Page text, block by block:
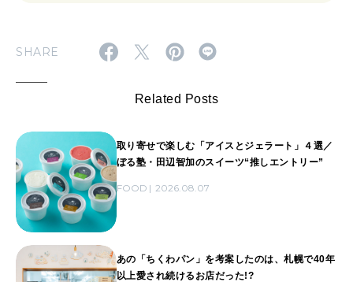
SHARE
Related Posts
取り寄せで楽しむ「アイスとジェラート」４選／
ぼる塾・田辺智加のスイーツ“推しエントリー”
FOOD 2026.08.07
あの「ちくわパン」を考案したのは、札幌で40年
以上愛され続けるお店だった!?